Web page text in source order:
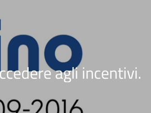
agli incentivi.